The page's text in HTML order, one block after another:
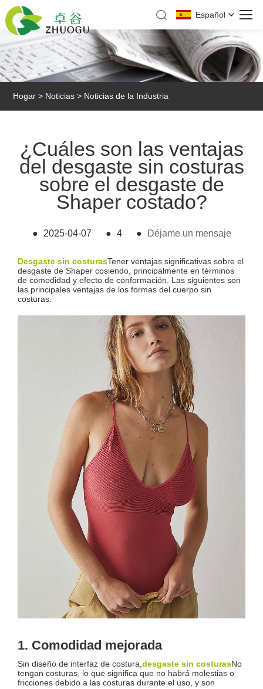
Español
Hogar > Noticias > Noticias de la Industria
¿Cuáles son las ventajas
del desgaste sin costuras
sobre el desgaste de
Shaper costado?
● 2025-04-07 ● 4 ● Déjame un mensaje
Desgaste sin costurasTener ventajas significativas sobre el
desgaste de Shaper cosiendo, principalmente en términos
de comodidad y efecto de conformación. Las siguientes son
las principales ventajas de los formas del cuerpo sin
costuras.
1. Comodidad mejorada
Sin diseño de interfaz de costura,desgaste sin costurasNo
tengan costuras, lo que significa que no habrá molestias o
fricciones debido a las costuras durante el uso, y son